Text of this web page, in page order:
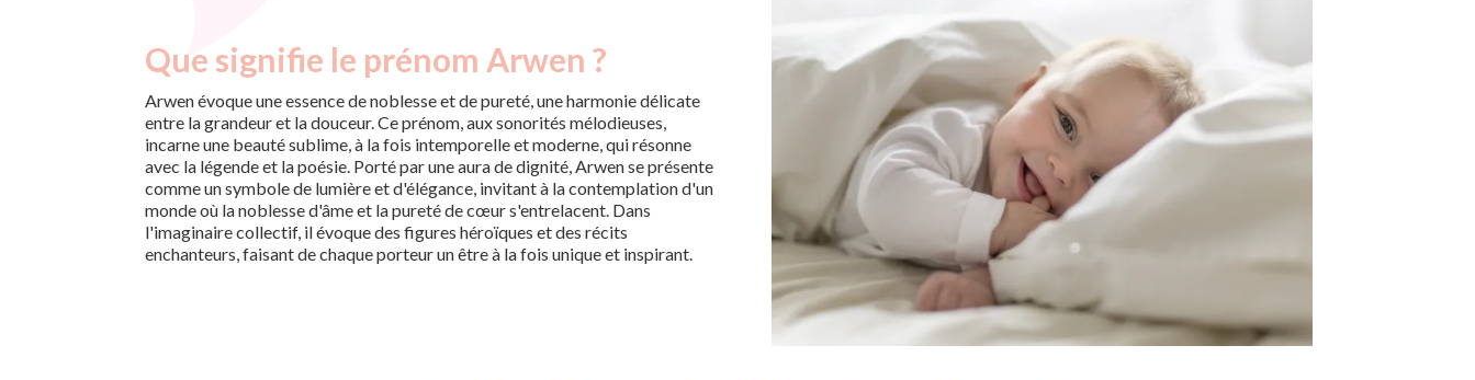
Que signifie le prénom Arwen ?
Arwen évoque une essence de noblesse et de pureté, une harmonie délicate
entre la grandeur et la douceur. Ce prénom, aux sonorités mélodieuses,
incarne une beauté sublime, à la fois intemporelle et moderne, qui résonne
avec la légende et la poésie. Porté par une aura de dignité, Arwen se présente
comme un symbole de lumière et d'élégance, invitant à la contemplation d'un
monde où la noblesse d'âme et la pureté de cœur s'entrelacent. Dans
l'imaginaire collectif, il évoque des figures héroïques et des récits
enchanteurs, faisant de chaque porteur un être à la fois unique et inspirant.